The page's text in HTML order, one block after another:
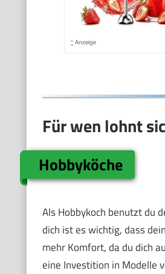
* Anzeige
Für wen lohnt
Hobbyköche
Als Hobbykoch benutzt du
dich ist es wichtig, dass
mehr Komfort, da du dich
eine Investition in Modelle